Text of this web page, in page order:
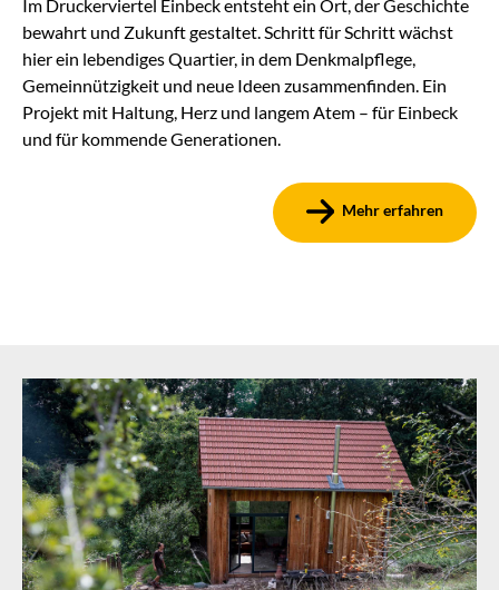
Im Druckerviertel Einbeck entsteht ein Ort, der Geschichte
bewahrt und Zukunft gestaltet. Schritt für Schritt wächst
hier ein lebendiges Quartier, in dem Denkmalpflege,
Gemeinnützigkeit und neue Ideen zusammenfinden. Ein
Projekt mit Haltung, Herz und langem Atem – für Einbeck
und für kommende Generationen.
Mehr erfahren